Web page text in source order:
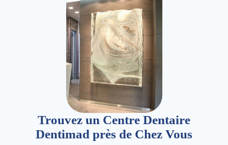
Trouvez un Centre Dentaire
Dentimad près de Chez Vous